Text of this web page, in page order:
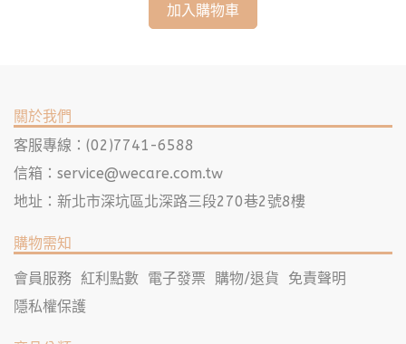
加入購物車
關於我們
客服專線：(02)7741-6588
信箱： service@wecare.com.tw
地址：新北市深坑區北深路三段270巷2號8樓
購物需知
會員服務 紅利點數 電子發票 購物/退貨
免責聲明
隱私權保護